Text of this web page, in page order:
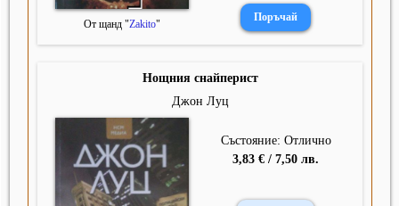
От щанд "Zakito"
Нощния снайперист
Джон Луц
Състояние: Отлично
3,83 € / 7,50 лв.